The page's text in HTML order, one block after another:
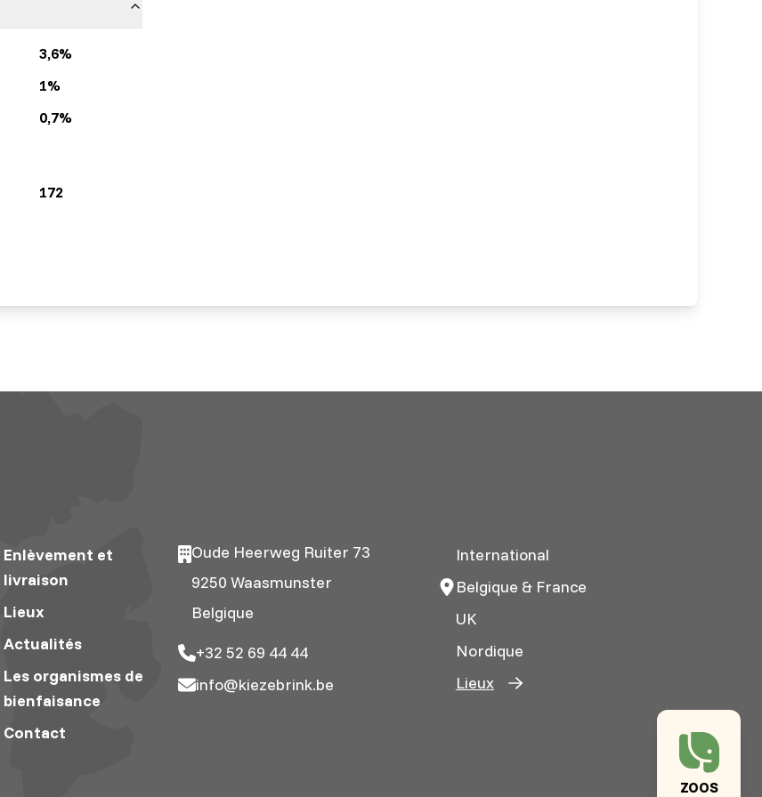
ZOOS
3,6%
1%
0,7%
172
Enlèvement et
livraison
Lieux
Actualités
Les organismes de
bienfaisance
Contact
Oude Heerweg Ruiter 73
9250 Waasmunster
Belgique
+32 52 69 44 44
info@kiezebrink.be
International
Belgique & France
UK
Nordique
Lieux